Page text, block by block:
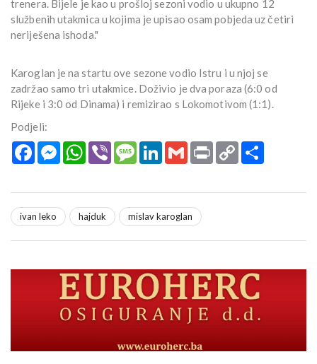
trenera. Bijele je kao u prošloj sezoni vodio u ukupno 12
službenih utakmica u kojima je upisao osam pobjeda uz četiri
neriješena ishoda."
Karoglan je na startu ove sezone vodio Istru i u njoj se
zadržao samo tri utakmice. Doživio je dva poraza (6:0 od
Rijeke i 3:0 od Dinama) i remizirao s Lokomotivom (1:1).
Podjeli:
FacebookMessengerWhatsApp
Viber MessageLinkedInGmail Print Copy
Link
ivan leko hajduk mislav karoglan